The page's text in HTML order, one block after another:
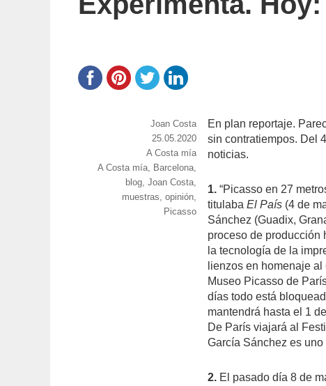
En plan reportaje.
sin contratiempos. Del
noticias.
1. “Picasso en 27
titulabaEl País (4 de
Sánchez (Guadix,
proceso de producción
la tecnología de la
lienzos en homenaje al
Museo Picasso de
días todo está
mantendrá hasta el 1
De París viajará al
García Sánchez es
2. El pasado día 8 de
https://www.experimenta.es/author/joan-
costa/
Joan Costa
Publicado
el
25.05.2020
Categorías
A Costa mía
Etiquetas
A Costa mía, Barcelona,
blog,Joan Costa,
muestras,opinión,
Picasso